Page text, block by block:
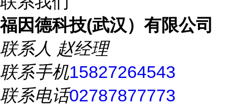
福因德科技(武汉）有限公司
联系人 赵经理
联系手机15827264543
联系电话02787877773